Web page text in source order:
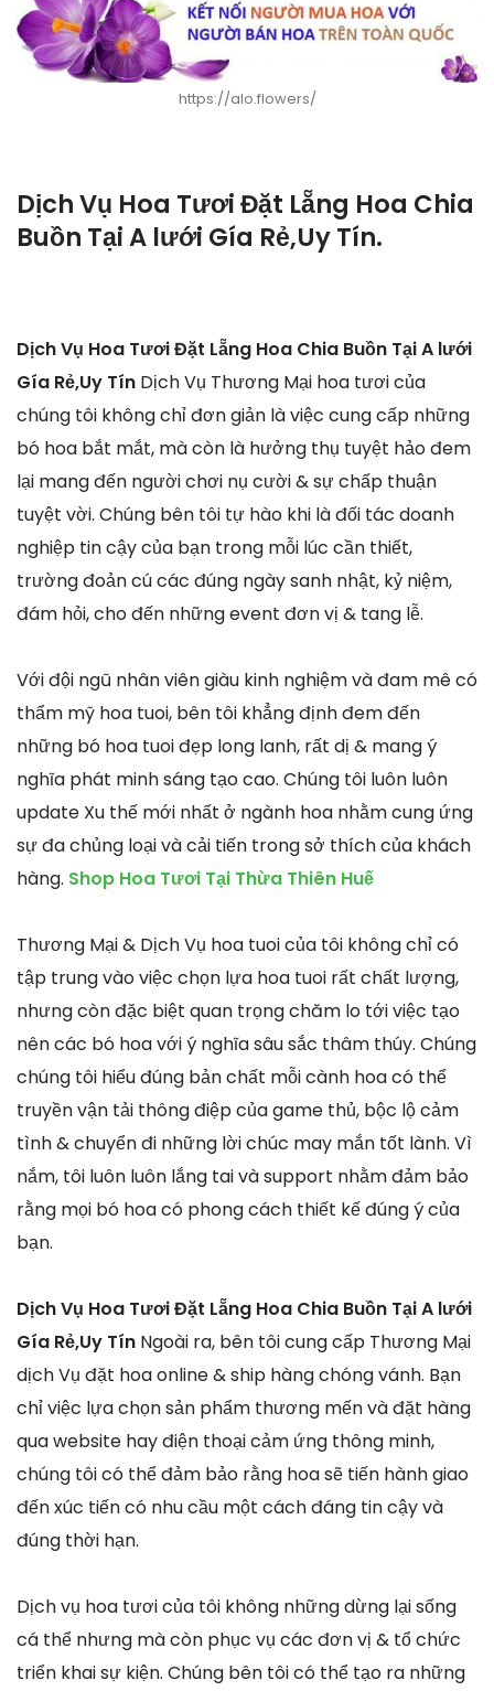
https://alo.flowers/
Dịch Vụ Hoa Tươi Đặt Lẵng Hoa Chia
Buồn Tại A lưới Gía Rẻ,Uy Tín.
Dịch Vụ Hoa Tươi Đặt Lẵng Hoa Chia Buồn Tại A lưới
Gía Rẻ,Uy Tín Dịch Vụ Thương Mại hoa tươi của
chúng tôi không chỉ đơn giản là việc cung cấp những
bó hoa bắt mắt, mà còn là hưởng thụ tuyệt hảo đem
lại mang đến người chơi nụ cười & sự chấp thuận
tuyệt vời. Chúng bên tôi tự hào khi là đối tác doanh
nghiệp tin cậy của bạn trong mỗi lúc cần thiết,
trường đoản cú các đúng ngày sanh nhật, kỷ niệm,
đám hỏi, cho đến những event đơn vị & tang lễ.
Với đội ngũ nhân viên giàu kinh nghiệm và đam mê có
thẩm mỹ hoa tuoi, bên tôi khẳng định đem đến
những bó hoa tuoi đẹp long lanh, rất dị & mang ý
nghĩa phát minh sáng tạo cao. Chúng tôi luôn luôn
update Xu thế mới nhất ở ngành hoa nhằm cung ứng
sự đa chủng loại và cải tiến trong sở thích của khách
hàng. Shop Hoa Tươi Tại Thừa Thiên Huế
Thương Mại & Dịch Vụ hoa tuoi của tôi không chỉ có
tập trung vào việc chọn lựa hoa tuoi rất chất lượng,
nhưng còn đặc biệt quan trọng chăm lo tới việc tạo
nên các bó hoa với ý nghĩa sâu sắc thâm thúy. Chúng
chúng tôi hiểu đúng bản chất mỗi cành hoa có thể
truyền vận tải thông điệp của game thủ, bộc lộ cảm
tình & chuyển đi những lời chúc may mắn tốt lành. Vì
nắm, tôi luôn luôn lắng tai và support nhằm đảm bảo
rằng mọi bó hoa có phong cách thiết kế đúng ý của
bạn.
Dịch Vụ Hoa Tươi Đặt Lẵng Hoa Chia Buồn Tại A lưới
Gía Rẻ,Uy Tín Ngoài ra, bên tôi cung cấp Thương Mại
dịch Vụ đặt hoa online & ship hàng chóng vánh. Bạn
chỉ việc lựa chọn sản phẩm thương mến và đặt hàng
qua website hay điện thoại cảm ứng thông minh,
chúng tôi có thể đảm bảo rằng hoa sẽ tiến hành giao
đến xúc tiến có nhu cầu một cách đáng tin cậy và
đúng thời hạn.
Dịch vụ hoa tươi của tôi không những dừng lại sống
cá thể nhưng mà còn phục vụ các đơn vị & tổ chức
triển khai sự kiện. Chúng bên tôi có thể tạo ra những